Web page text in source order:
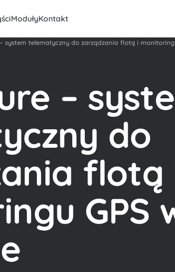
ModułyKontakt
system telematyczny do zarządzania flotą i
–
do
flotą
GPS